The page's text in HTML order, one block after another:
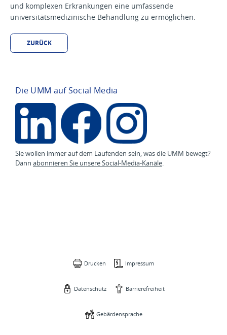
und komplexen Erkrankungen eine umfassende
universitätsmedizinische Behandlung zu ermöglichen.
ZURÜCK
Die UMM auf Social Media
Sie wollen immer auf dem Laufenden sein, was die UMM bewegt?
Dann abonnieren Sie unsere Social-Media-Kanäle.
Drucken Impressum
Datenschutz Barrierefreiheit
Gebärdensprache